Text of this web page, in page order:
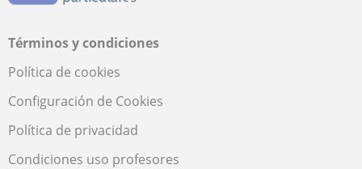
Términos y condiciones
Política de cookies
Configuración de Cookies
Política de privacidad
Condiciones uso profesores